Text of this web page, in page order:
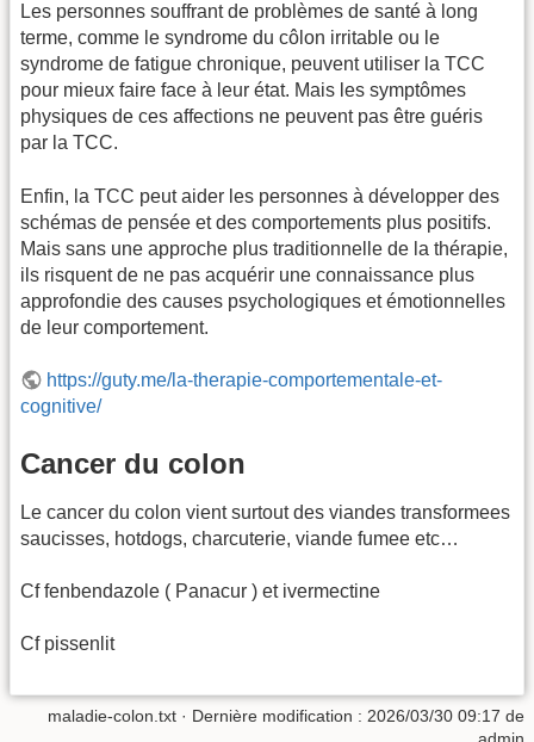
Les personnes souffrant de problèmes de santé à long
terme, comme le syndrome du côlon irritable ou le
syndrome de fatigue chronique, peuvent utiliser la TCC
pour mieux faire face à leur état. Mais les symptômes
physiques de ces affections ne peuvent pas être guéris
par la TCC.
Enfin, la TCC peut aider les personnes à développer des
schémas de pensée et des comportements plus positifs.
Mais sans une approche plus traditionnelle de la thérapie,
ils risquent de ne pas acquérir une connaissance plus
approfondie des causes psychologiques et émotionnelles
de leur comportement.
https://guty.me/la-therapie-comportementale-et-
cognitive/
Cancer du colon
Le cancer du colon vient surtout des viandes transformees
saucisses, hotdogs, charcuterie, viande fumee etc…
Cf fenbendazole ( Panacur ) et ivermectine
Cf pissenlit
maladie-colon.txt · Dernière modification : 2026/03/30 09:17 de
admin